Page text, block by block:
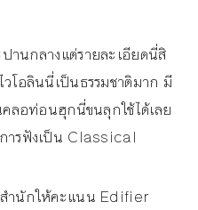
ปานกลางแต่รายละเอียดนี่สิ
โอลินนี่เป็นธรรมชาติมาก มี
คลอท่อนฮุกนี่ขนลุกใช้ได้เลย
ารฟังเป็น Classical
สำนักให้คะแนน Edifier